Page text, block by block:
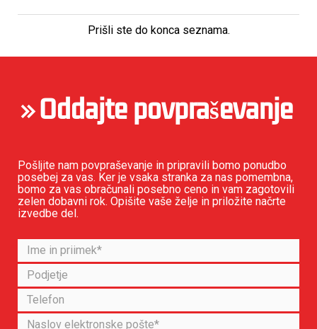
Prišli ste do konca seznama.
Oddajte povpraševanje
Pošljite nam povpraševanje in pripravili bomo ponudbo
posebej za vas. Ker je vsaka stranka za nas pomembna,
bomo za vas obračunali posebno ceno in vam zagotovili
zelen dobavni rok. Opišite vaše želje in priložite načrte
izvedbe del.